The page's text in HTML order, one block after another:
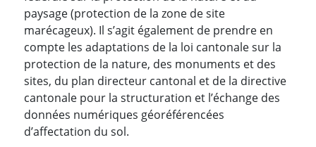
paysage (protection de la zone de site
marécageux). Il s’agit également de prendre en
compte les adaptations de la loi cantonale sur la
protection de la nature, des monuments et des
sites, du plan directeur cantonal et de la directive
cantonale pour la structuration et l’échange des
données numériques géoréférencées
d’affectation du sol.